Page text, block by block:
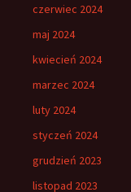
czerwiec 2024
maj 2024
kwiecień 2024
marzec 2024
luty 2024
styczeń 2024
grudzień 2023
listopad 2023